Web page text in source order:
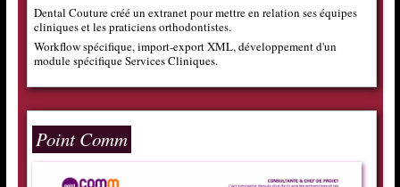
Dental Couture créé un extranet pour mettre en relation ses équipes
cliniques et les praticiens orthodontistes.
Workflow spécifique, import-export XML, développement d'un
module spécifique Services Cliniques.
Point Comm